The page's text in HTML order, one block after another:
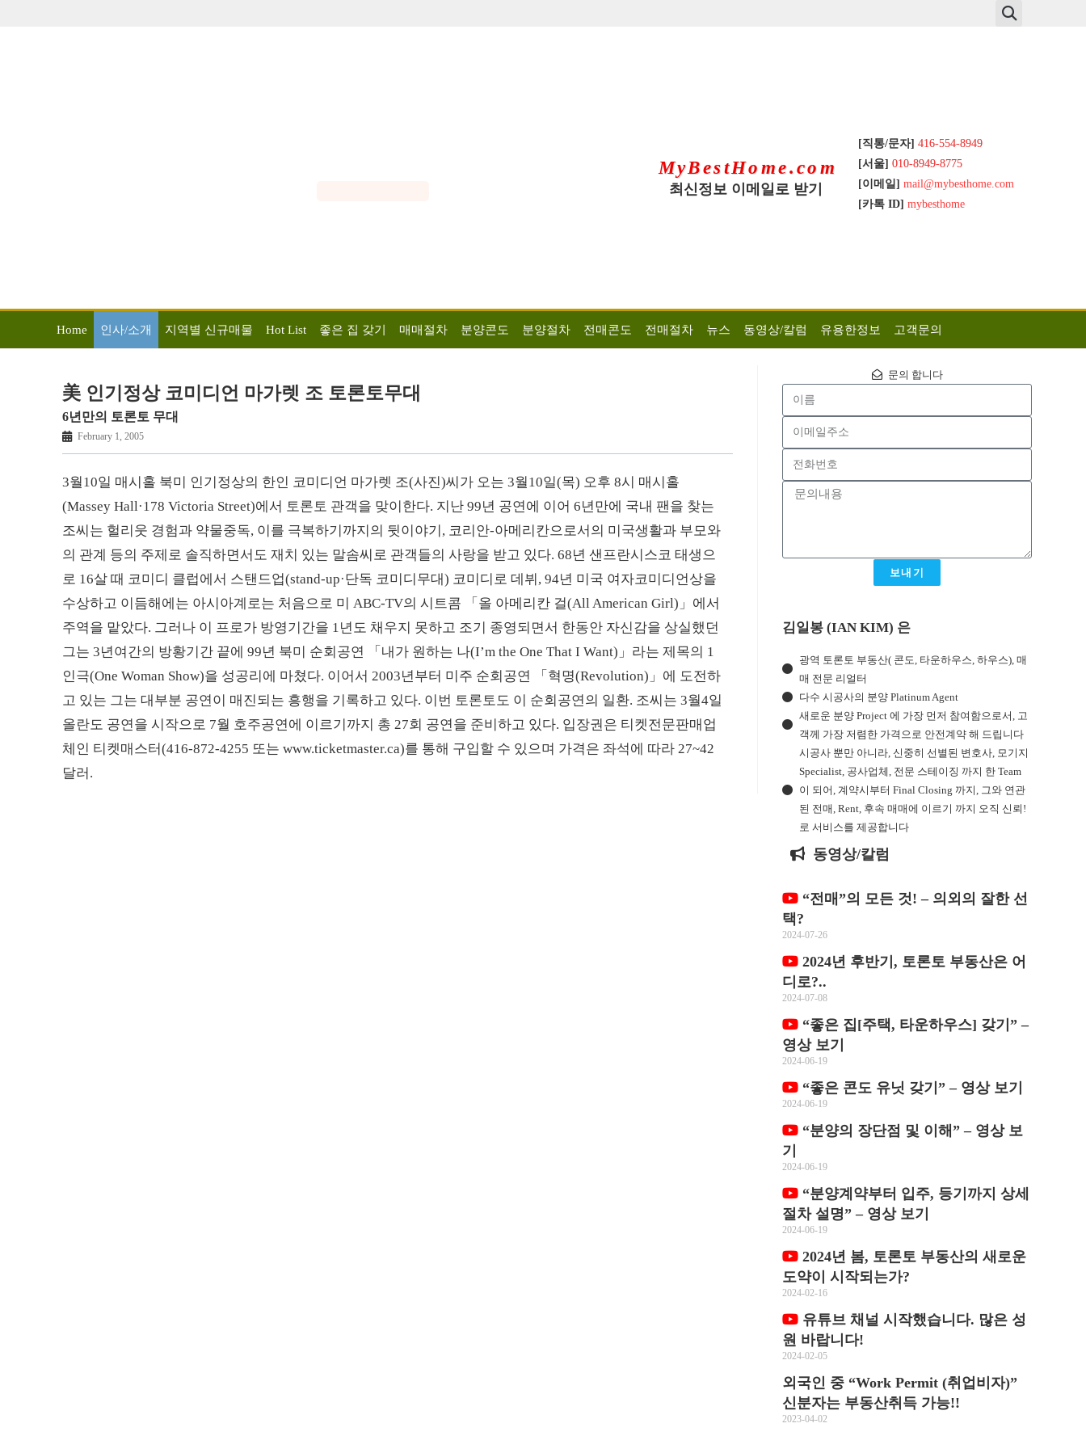
MyBestHome.com
최신정보 이메일로 받기
[직통/문자] 416-554-8949
[서울] 010-8949-8775
[이메일] mail@mybesthome.com
[카톡 ID] mybesthome
Home 인사/소개 지역별 신규매물 Hot List 좋은 집 갖기 매매절차 분양콘도 분양절차 전매콘도 전매절차 뉴스 동영상/칼럼 유용한정보 고객문의
美 인기정상 코미디언 마가렛 조 토론토무대
6년만의 토론토 무대
February 1, 2005
3월10일 매시홀 북미 인기정상의 한인 코미디언 마가렛 조(사진)씨가 오는 3월10일(목) 오후 8시 매시홀
(Massey Hall·178 Victoria Street)에서 토론토 관객을 맞이한다. 지난 99년 공연에 이어 6년만에 국내 팬을 찾는
조씨는 헐리웃 경험과 약물중독, 이를 극복하기까지의 뒷이야기, 코리안-아메리칸으로서의 미국생활과 부모와
의 관계 등의 주제로 솔직하면서도 재치 있는 말솜씨로 관객들의 사랑을 받고 있다. 68년 샌프란시스코 태생으
로 16살 때 코미디 클럽에서 스탠드업(stand-up·단독 코미디무대) 코미디로 데뷔, 94년 미국 여자코미디언상을
수상하고 이듬해에는 아시아계로는 처음으로 미 ABC-TV의 시트콤 「올 아메리칸 걸(All American Girl)」에서
주역을 맡았다. 그러나 이 프로가 방영기간을 1년도 채우지 못하고 조기 종영되면서 한동안 자신감을 상실했던
그는 3년여간의 방황기간 끝에 99년 북미 순회공연 「내가 원하는 나(I’m the One That I Want)」라는 제목의 1
인극(One Woman Show)을 성공리에 마쳤다. 이어서 2003년부터 미주 순회공연 「혁명(Revolution)」에 도전하
고 있는 그는 대부분 공연이 매진되는 흥행을 기록하고 있다. 이번 토론토도 이 순회공연의 일환. 조씨는 3월4일
올란도 공연을 시작으로 7월 호주공연에 이르기까지 총 27회 공연을 준비하고 있다. 입장권은 티켓전문판매업
체인 티켓매스터(416-872-4255 또는 www.ticketmaster.ca)를 통해 구입할 수 있으며 가격은 좌석에 따라 27~42
달러.
문의 합니다
보내기
김일봉 (IAN KIM) 은
광역 토론토 부동산( 콘도, 타운하우스, 하우스), 매
매 전문 리얼터
다수 시공사의 분양 Platinum Agent
새로운 분양 Project 에 가장 먼저 참여함으로서, 고
객께 가장 저렴한 가격으로 안전계약 해 드립니다
시공사 뿐만 아니라, 신중히 선별된 변호사, 모기지
Specialist, 공사업체, 전문 스테이징 까지 한 Team
이 되어, 계약시부터 Final Closing 까지, 그와 연관
된 전매, Rent, 후속 매매에 이르기 까지 오직 신뢰!
로 서비스를 제공합니다
동영상/칼럼
“전매”의 모든 것! – 의외의 잘한 선
택?
2024-07-26
2024년 후반기, 토론토 부동산은 어
디로?..
2024-07-08
“좋은 집[주택, 타운하우스] 갖기” –
영상 보기
2024-06-19
“좋은 콘도 유닛 갖기” – 영상 보기
2024-06-19
“분양의 장단점 및 이해” – 영상 보
기
2024-06-19
“분양계약부터 입주, 등기까지 상세
절차 설명” – 영상 보기
2024-06-19
2024년 봄, 토론토 부동산의 새로운
도약이 시작되는가?
2024-02-16
유튜브 채널 시작했습니다. 많은 성
원 바랍니다!
2024-02-05
외국인 중 “Work Permit (취업비자)”
신분자는 부동산취득 가능!!
2023-04-02